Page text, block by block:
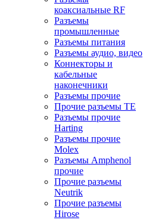
коаксиальные RF
Разъeмы
промышленные
Разъeмы питания
Разъeмы аудио, видео
Коннекторы и
кабельные
наконечники
Разъeмы прочие
Прочие разъемы TE
Разъемы прочие
Harting
Разъемы прочие
Molex
Разъемы Amphenol
прочие
Прочие разъемы
Neutrik
Прочие разъемы
Hirose